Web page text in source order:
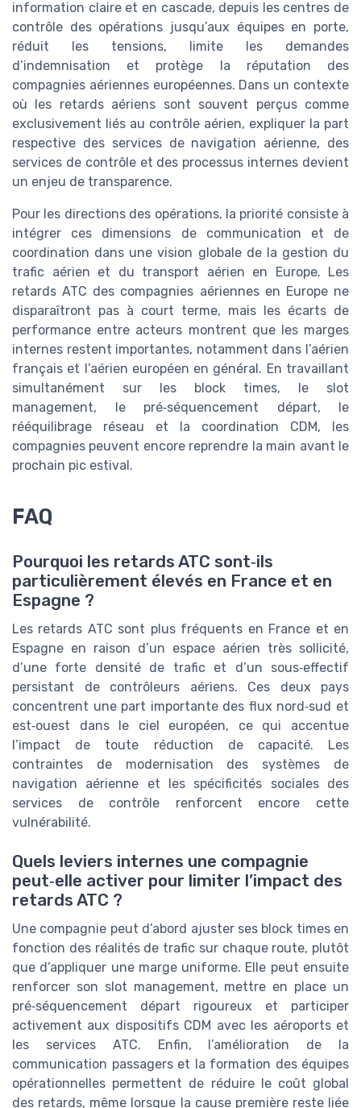
information claire et en cascade, depuis les centres de
contrôle des opérations jusqu’aux équipes en porte,
réduit les tensions, limite les demandes
d’indemnisation et protège la réputation des
compagnies aériennes européennes. Dans un contexte
où les retards aériens sont souvent perçus comme
exclusivement liés au contrôle aérien, expliquer la part
respective des services de navigation aérienne, des
services de contrôle et des processus internes devient
un enjeu de transparence.
Pour les directions des opérations, la priorité consiste à
intégrer ces dimensions de communication et de
coordination dans une vision globale de la gestion du
trafic aérien et du transport aérien en Europe. Les
retards ATC des compagnies aériennes en Europe ne
disparaîtront pas à court terme, mais les écarts de
performance entre acteurs montrent que les marges
internes restent importantes, notamment dans l’aérien
français et l’aérien européen en général. En travaillant
simultanément sur les block times, le slot
management, le pré‑séquencement départ, le
rééquilibrage réseau et la coordination CDM, les
compagnies peuvent encore reprendre la main avant le
prochain pic estival.
FAQ
Pourquoi les retards ATC sont‑ils
particulièrement élevés en France et en
Espagne ?
Les retards ATC sont plus fréquents en France et en
Espagne en raison d’un espace aérien très sollicité,
d’une forte densité de trafic et d’un sous‑effectif
persistant de contrôleurs aériens. Ces deux pays
concentrent une part importante des flux nord‑sud et
est‑ouest dans le ciel européen, ce qui accentue
l’impact de toute réduction de capacité. Les
contraintes de modernisation des systèmes de
navigation aérienne et les spécificités sociales des
services de contrôle renforcent encore cette
vulnérabilité.
Quels leviers internes une compagnie
peut‑elle activer pour limiter l’impact des
retards ATC ?
Une compagnie peut d’abord ajuster ses block times en
fonction des réalités de trafic sur chaque route, plutôt
que d’appliquer une marge uniforme. Elle peut ensuite
renforcer son slot management, mettre en place un
pré‑séquencement départ rigoureux et participer
activement aux dispositifs CDM avec les aéroports et
les services ATC. Enfin, l’amélioration de la
communication passagers et la formation des équipes
opérationnelles permettent de réduire le coût global
des retards, même lorsque la cause première reste liée